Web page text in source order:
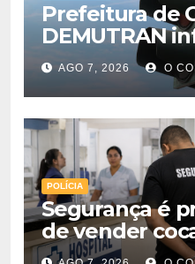
Prefeitura de
DEMUTRAN
semáforo
José e
entrou em
AGO 7, 2026 O
POLÍCIA
Segurança é
de vender
hospital e